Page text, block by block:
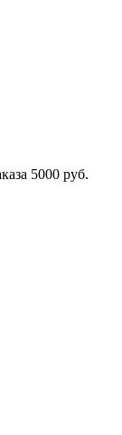
5000 руб.